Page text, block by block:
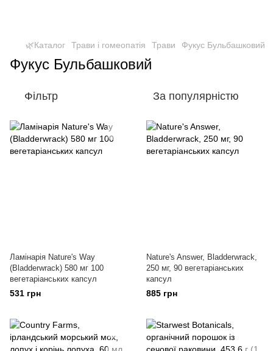
🌿Каталог Трави і гомеопатія Трави Фукус Бульбашковий
Фукус Бульбашковий
Фільтр За популярністю
Ламінарія Nature's Way
(Bladderwrack) 580 мг 100
вегетаріанських капсул
531 грн
Nature's Answer, Bladderwrack,
250 мг, 90 вегетаріанських
капсул
885 грн